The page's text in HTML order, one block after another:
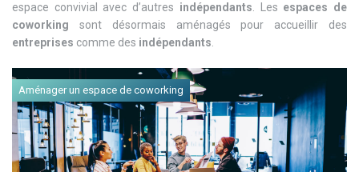
espace convivial avec d’autres indépendants . Les espaces de
coworking sont désormais aménagés pour accueillir des
entreprises comme des indépendants
Aménager un espace de coworking